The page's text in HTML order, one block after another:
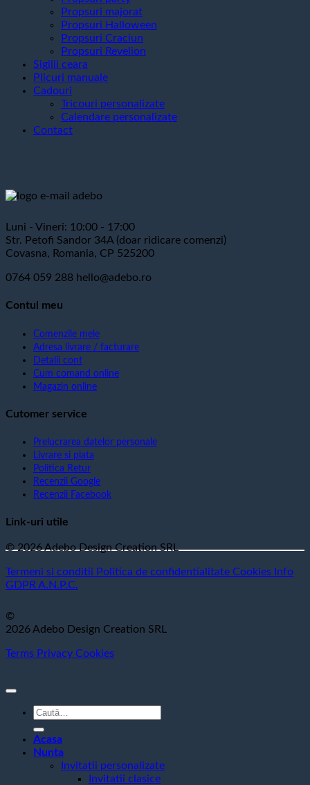
Propsuri majorat
Propsuri Halloween
Propsuri Craciun
Propsuri Revelion
Sigilii ceara
Plicuri manuale
Cadouri
Tricouri personalizate
Calendare personalizate
Contact
Luni - Vineri: 10:00 - 17:00
Str. Petofi Sandor 34A (doar ridicare comenzi)
Covasna, Romania, CP 525200
0764 059 288 hello@adebo.ro
Contul meu
Comenzile mele
Adresa livrare / facturare
Detalii cont
Cum comand online
Magazin online
Cutomer service
Prelucrarea datelor personale
Livrare si plata
Politica Retur
Recenzii Google
Recenzii Facebook
Link-uri utile
© 2026 Adebo Design Creation SRL
Termeni si conditii Politica de confidentialitate Cookies Info
GDPR A.N.P.C.
©
2026 Adebo Design Creation SRL
Terms Privacy Cookies
Caută
după:
Acasa
Nunta
Invitatii personalizate
Invitatii clasice